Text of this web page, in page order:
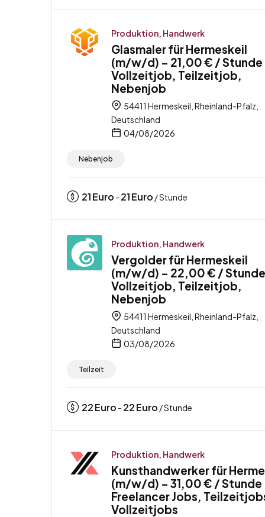
Produktion, Handwerk
Glasmaler für Hermeskeil
(m/w/d) – 21,00 € / Stunde
Vollzeitjob, Teilzeitjob,
Nebenjob
54411 Hermeskeil, Rheinland-Pfalz,
Deutschland
04/08/2026
Nebenjob
21Euro - 21Euro / Stunde
Produktion, Handwerk
Vergolder für Hermeskeil
(m/w/d) – 22,00 € /
Vollzeitjob, Teilzeitjob,
Nebenjob
54411 Hermeskeil, Rheinland-Pfalz,
Deutschland
03/08/2026
Teilzeit
22Euro - 22Euro / Stunde
Produktion, Handwerk
Kunsthandwerker für
(m/w/d) – 31,00 € / Stunde
Freelancer Jobs,
Vollzeitjobs